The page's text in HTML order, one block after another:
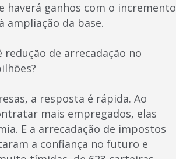
haverá ganhos com o incremento
ampliação da base.
de arrecadação no
a resposta é rápida. Ao
mais empregados, elas
E a arrecadação de impostos
a confiança no futuro e